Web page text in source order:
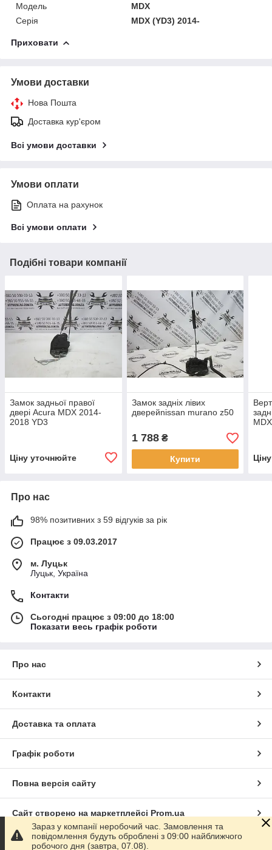
Модель
MDX
Серія
MDX (YD3) 2014-
Приховати
Умови доставки
Нова Пошта
Доставка кур'єром
Всі умови доставки
Умови оплати
Оплата на рахунок
Всі умови оплати
Подібні товари компанії
Замок задньої правої
двері Acura MDX 2014-
2018 YD3
Ціну уточнюйте
Замок задніх лівих
дверейnissan murano z50
1 788₴
Купити
Про нас
98% позитивних з 59 відгуків за рік
Працює з 09.03.2017
м. Луцьк
Луцьк, Україна
Контакти
Сьогодні працює з 09:00 до 18:00
Показати весь графік роботи
Про нас
Контакти
Доставка та оплата
Графік роботи
Повна версія сайту
Сайт створено на маркетплейсі Prom.ua
Політика конфіденційності
Зараз у компанії неробочий час. Замовлення та
повідомлення будуть оброблені з 09:00 найближчого
робочого дня (завтра, 07.08).